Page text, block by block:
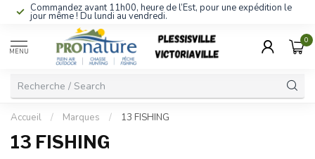
Commandez avant 11h00, heure de l’Est, pour une expédition le
jour même ! Du lundi au vendredi.
MENU
0
Accueil / Marques / 13 FISHING
13 FISHING